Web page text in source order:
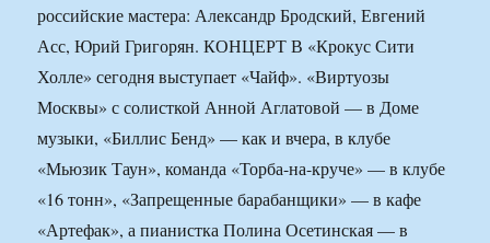
российские мастера: Александр Бродский, Евгений
Асс, Юрий Григорян. КОНЦЕРТ В «Крокус Сити
Холле» сегодня выступает «Чайф». «Виртуозы
Москвы» с солисткой Анной Аглатовой — в Доме
музыки, «Биллис Бенд» — как и вчера, в клубе
«Мьюзик Таун», команда «Торба-на-круче» — в клубе
«16 тонн», «Запрещенные барабанщики» — в кафе
«Артефак», а пианистка Полина Осетинская — в